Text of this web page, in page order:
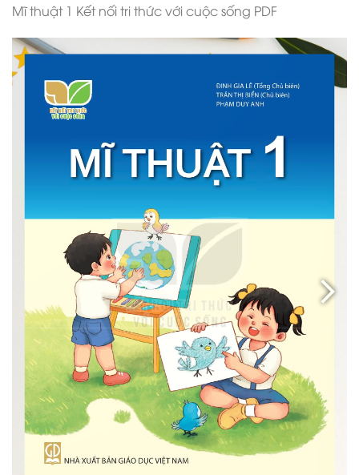
Mĩ thuật 1 Kết nối tri thức với cuộc sống PDF